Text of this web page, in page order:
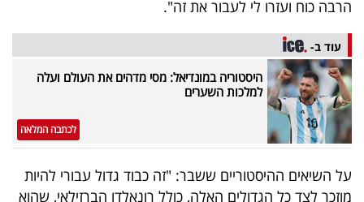
ניוזלטרים
מייל
אדום
הרבה כוח ועזרו לי לעבור את זה".
עוד ב-
היסטוריה במונדיאל: מסי מדהים את העולם ועלה
למלכות השערים
לכתבה המלאה
על השיאים ההיסטוריים ששבר: "זה כבוד גדול עבורי להיות
מוזכר לצד כל הגדולים האלה, כולל רונאלדו הברזילאי, שהוא